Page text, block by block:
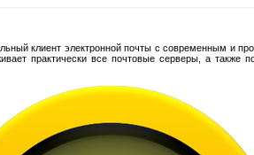
клиент электронной почты с современным и
практически все почтовые серверы, а также